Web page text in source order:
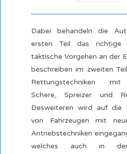
Dabei behandeln die
ersten Teil das richtige
taktische Vorgehen an der
beschreiben im zweiten
Rettungstechniken mit
Schere, Spreizer und
Desweiteren wird auf die
von Fahrzeugen mit
Antriebstechniken
welches auch in